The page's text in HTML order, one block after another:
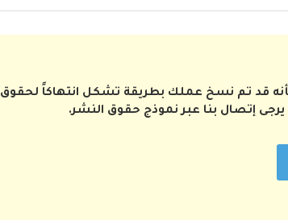
قد تم نسخ عملك بطريقة تشكل انتهاكاً لحقوق
يرجى إتصال بنا عبر نموذج حقوق النشر.